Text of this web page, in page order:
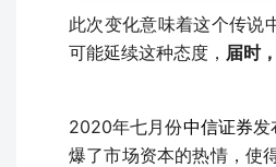
此次变化意味着这个传说
可能延续这种态度， 届时，
2020年七月份中信证券发
爆了市场资本的热情，使